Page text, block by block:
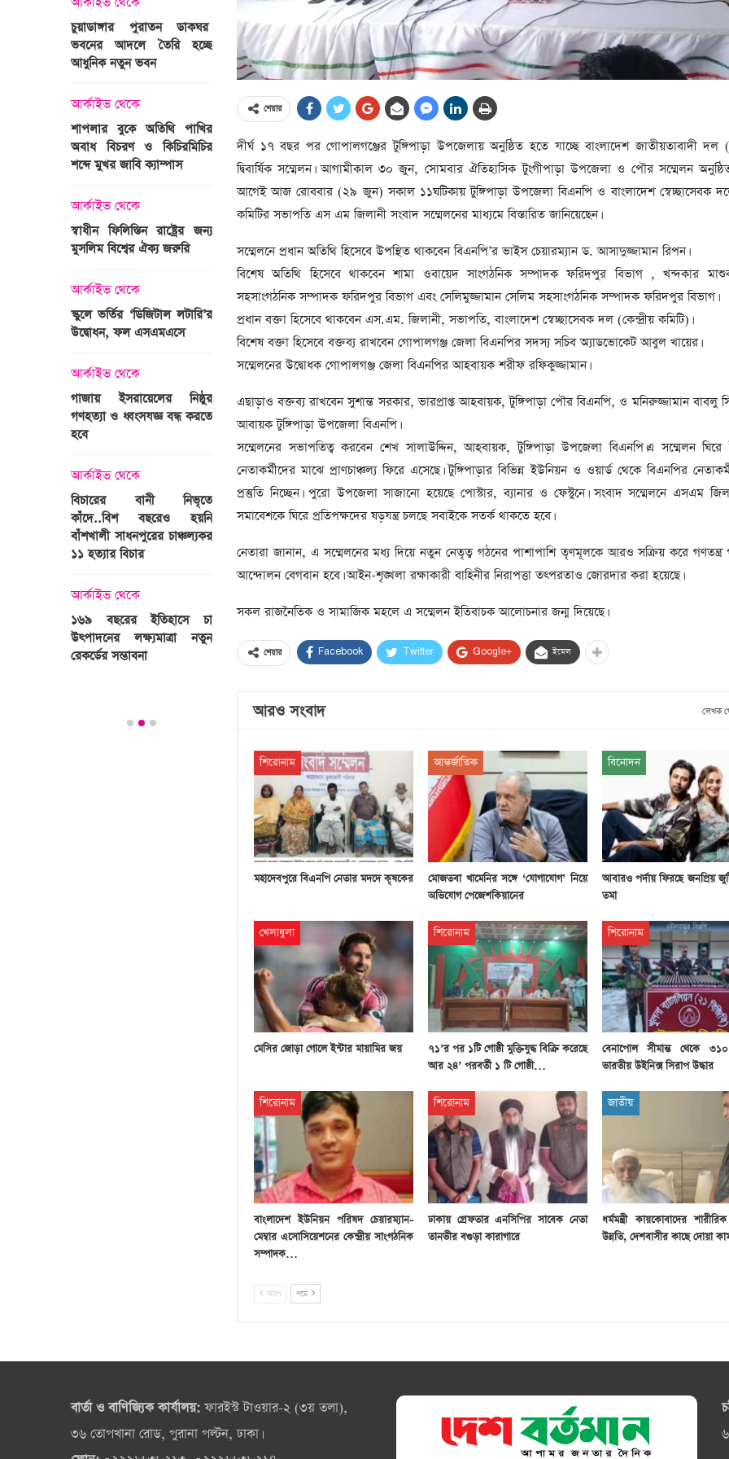
শেয়ার
দীর্ঘ ১৭ বছর পর গোপালগঞ্জের টুঙ্গিপাড়া উপজেলায় অনুষ্ঠিত হতে যাচ্ছে বাংলাদেশ জাতীয়তাবাদী দল
দ্বিবার্ষিক সম্মেলন। আগামীকাল ৩০ জুন, সোমবার ঐতিহাসিক টুংগীপাড়া উপজেলা ও পৌর সম্মেলন
আগেই আজ রোববার (২৯ জুন) সকাল ১১ঘটিকায় টুঙ্গিপাড়া উপজেলা বিএনপি ও বাংলাদেশ স্বেচ্ছাসেবক
কমিটির সভাপতি এস এম জিলানী সংবাদ সম্মেলনের মাধ্যমে বিস্তারিত জানিয়েছেন।
সম্মেলনে প্রধান অতিথি হিসেবে উপস্থিত থাকবেন বিএনপি’র ভাইস চেয়ারম্যান ড. আসাদুজ্জামান রিপন।
বিশেষ অতিথি হিসেবে থাকবেন শামা ওবায়েদ সাংগঠনিক সম্পাদক ফরিদপুর বিভাগ , খন্দকার
সহসাংগঠনিক সম্পাদক ফরিদপুর বিভাগ এবং সেলিমুজ্জামান সেলিম সহসাংগঠনিক সম্পাদক ফরিদপুর বিভাগ।
প্রধান বক্তা হিসেবে থাকবেন এস.এম. জিলানী, সভাপতি, বাংলাদেশ স্বেচ্ছাসেবক দল (কেন্দ্রীয় কমিটি)।
বিশেষ বক্তা হিসেবে বক্তব্য রাখবেন গোপালগঞ্জ জেলা বিএনপির সদস্য সচিব অ্যাডভোকেট আবুল খায়ের।
সম্মেলনের উদ্বোধক গোপালগঞ্জ জেলা বিএনপির আহবায়ক শরীফ রফিকুজ্জামান।
এছাড়াও বক্তব্য রাখবেন সুশান্ত সরকার, ভারপ্রাপ্ত আহবায়ক, টুঙ্গিপাড়া পৌর বিএনপি, ও মনিরুজ্জামান বাবলু
আবায়ক টুঙ্গিপাড়া উপজেলা বিএনপি।
সম্মেলনের সভাপতিত্ব করবেন শেখ সালাউদ্দিন, আহবায়ক, টুঙ্গিপাড়া উপজেলা বিএনপি।এ সম্মেলন ঘিরে
নেতাকর্মীদের মাঝে প্রাণচাঞ্চল্য ফিরে এসেছে। টুঙ্গিপাড়ার বিভিন্ন ইউনিয়ন ও ওয়ার্ড থেকে বিএনপির
প্রস্তুতি নিচ্ছেন। পুরো উপজেলা সাজানো হয়েছে পোস্টার, ব্যানার ও ফেস্টুনে। সংবাদ সম্মেলনে এসএম
সমাবেশকে ঘিরে প্রতিপক্ষদের ষড়যন্ত্র চলছে সবাইকে সতর্ক থাকতে হবে।
নেতারা জানান, এ সম্মেলনের মধ্য দিয়ে নতুন নেতৃত্ব গঠনের পাশাপাশি তৃণমূলকে আরও সক্রিয় করে গণতন্ত্র
আন্দোলন বেগবান হবে। আইন-শৃঙ্খলা রক্ষাকারী বাহিনীর নিরাপত্তা তৎপরতাও জোরদার করা হয়েছে।
সকল রাজনৈতিক ও সামাজিক মহলে এ সম্মেলন ইতিবাচক আলোচনার জন্ম দিয়েছে।
শেয়ার Facebook Twitter Google+ ইমেল
আরও সংবাদ লেখক
শিরোনাম
মহাদেবপুরে বিএনপি নেতার মদদে কৃষকের
আন্তর্জাতিক
মোজতবা খামেনির সঙ্গে ‘যোগাযোগ’ নিয়ে
অভিযোগ পেজেশকিয়ানের
বিনোদন
আবারও পর্দায় ফিরছে জনপ্রিয়
তমা
খেলাধুলা
মেসির জোড়া গোলে ইন্টার মায়ামির জয়
শিরোনাম
৭১’র পর ১টি গোষ্ঠী মুক্তিযুদ্ধ বিক্রি করেছে
আর ২৪’ পরবর্তী ১ টি গোষ্ঠী…
শিরোনাম
বেনাপোল সীমান্ত থেকে
ভারতীয় উইনিক্স সিরাপ উদ্ধার
শিরোনাম
বাংলাদেশ ইউনিয়ন পরিষদ চেয়ারম্যান-
মেম্বার এসোসিয়েশনের কেন্দ্রীয় সাংগঠনিক
সম্পাদক…
শিরোনাম
ঢাকায় গ্রেফতার এনসিপির সাবেক নেতা
তানভীর বগুড়া কারাগারে
জাতীয়
ধর্মমন্ত্রী কায়কোবাদের
উন্নতি, দেশবাসীর কাছে দোয়া
আগে পরে
চুয়াডাঙ্গার পুরাতন ডাকঘর
ভবনের আদলে তৈরি হচ্ছে
আধুনিক নতুন ভবন
আর্কাইভ থেকে
শাপলার বুকে অতিথি পাখির
অবাধ বিচরণ ও কিচিরমিচির
শব্দে মুখর জাবি ক্যাম্পাস
আর্কাইভ থেকে
স্বাধীন ফিলিস্তিন রাষ্ট্রের জন্য
মুসলিম বিশ্বের ঐক্য জরুরি
আর্কাইভ থেকে
স্কুলে ভর্তির ‘ডিজিটাল লটারি’র
উদ্বোধন, ফল এসএমএসে
আর্কাইভ থেকে
গাজায় ইসরায়েলের নিষ্ঠুর
গণহত্যা ও ধ্বংসযজ্ঞ বন্ধ করতে
হবে
আর্কাইভ থেকে
বিচারের বানী নিভৃতে
কাঁদে..বিশ বছরেও হয়নি
বাঁশখালী সাধনপুরের চাঞ্চল্যকর
১১ হত্যার বিচার
আর্কাইভ থেকে
১৬৯ বছরের ইতিহাসে চা
উৎপাদনের লক্ষ্যমাত্রা নতুন
রেকর্ডের সম্ভাবনা
অপরাধ
গুলশান হলি আর্টিজান হামলা
মামলা : হাইকোর্টের রায় আজ
আন্তর্জাতিক
মাওলানা তারেক জামিলের
ছেলের মৃত্যু
আন্তর্জাতিক
আরেকটি রেকর্ড
আর্কাইভ থেকে
টানেল উদ্বোধন : প্রধানমন্ত্রীর
জনসভায় যোগ দিচ্ছেন দলীয়
নেতাকর্মীরা
আর্কাইভ থেকে
ভারতজুড়ে চলছে ‘মুজিব:একটি
জাতির রূপকার ’সিনেমার
প্রচারণা
আর্কাইভ থেকে
স্বামীকে বেঁধে স্ত্রীকে গণধর্ষণ, ২
আর্কাইভ থেকে
প্রস্তুত গাবতলীর হাট
আর্কাইভ থেকে
সেহরি, ইফতার ও তারাবির
সময় নিরবচ্ছিন্ন বিদ্যুৎ রাখার
নির্দেশ: প্রধানমন্ত্রী তারেক
রহমান
আর্কাইভ থেকে
দেশের ১১তম প্রধানমন্ত্রী হলেন
তারেক রহমান
আর্কাইভ থেকে
নতুন মন্ত্রিসভা ৫০ সদস্যের হতে
পারে, ২৫ পূর্ণমন্ত্রী, প্রতিমন্ত্রী
২৪
আর্কাইভ থেকে
সাবেক প্রধানমন্ত্রী খালেদা
শোক, প্রজ্ঞাপন জারি
আর্কাইভ থেকে
দেশনেত্রী বেগম খালেদা জিয়া
আর নেই
ঐতিহাসিক পাগলা
মসজিদ:দানবাক্সে মিলল রেকর্ড
৫ বছর পর পর নির্বাচনি
বার্তা ও বাণিজ্যিক কার্যালয়:ফারইস্ট টাওয়ার-২ (৩য় তলা),
৩৬ তোপখানা রোড, পুরানা পল্টন, ঢাকা।